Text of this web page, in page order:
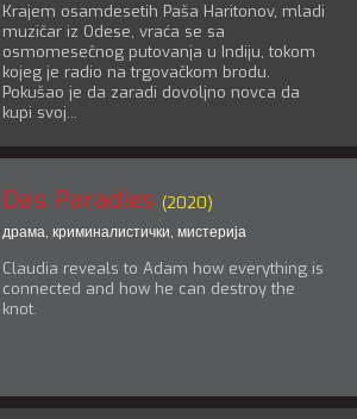
Krajem osamdesetih Paša Haritonov, mladi
muzičar iz Odese, vraća se sa
osmomesečnog putovanja u Indiju, tokom
kojeg je radio na trgovačkom brodu.
Pokušao je da zaradi dovoljno novca da
kupi svoj...
Das Paradies (2020)
драма, криминалистички, мистерија
Claudia reveals to Adam how everything is
connected and how he can destroy the
knot.